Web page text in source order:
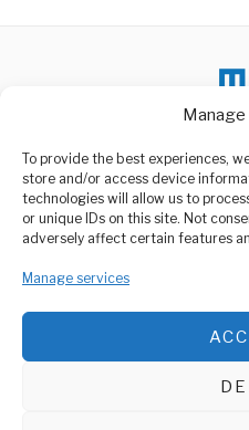
To provide the best experiences,
store and/or access device
technologies will allow us to
or unique IDs on this site. Not
adversely affect certain features
Manage services
media platform owned
agency, Media Wire Express
Advertising, Market
Management Consultancy,
DON'T MISS
Dollar
Africa’s
King Charles
hospitalized to